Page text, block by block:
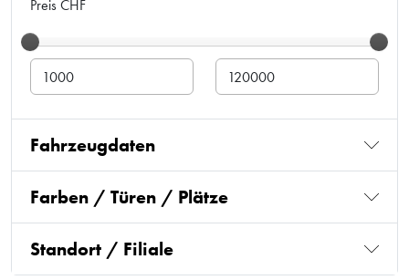
Preis CHF
Fahrzeugdaten
Farben / Türen / Plätze
Standort / Filiale